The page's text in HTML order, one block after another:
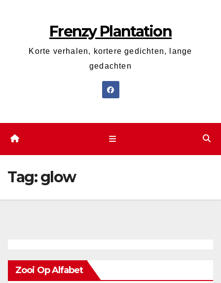
Frenzy Plantation
Korte verhalen, kortere gedichten, lange
gedachten
Tag:glow
Zooi Op Alfabet